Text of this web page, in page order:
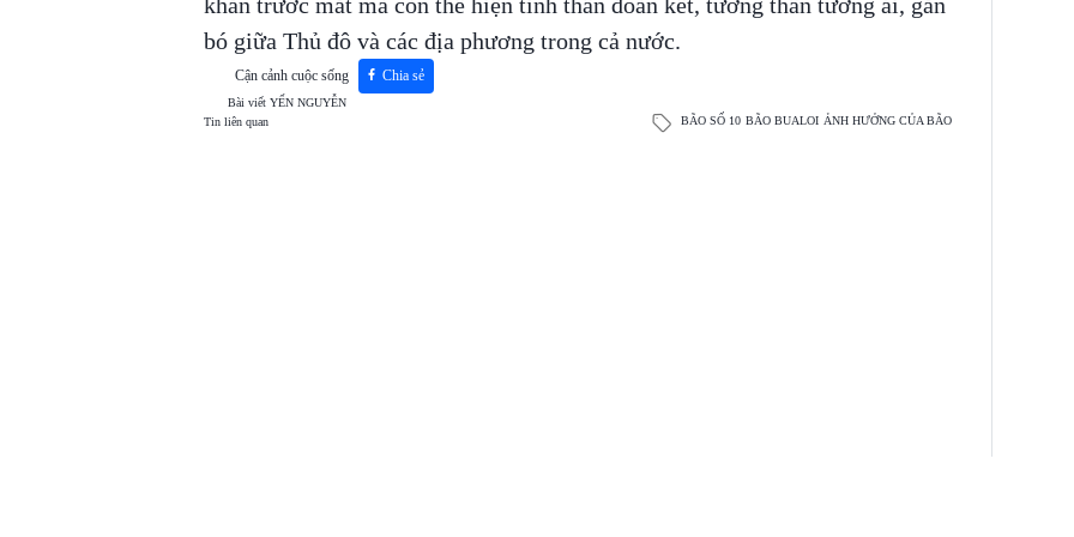
bó giữa Thủ đô và các địa phương trong cả nước.
Cận cảnh cuộc sống Chia sẻ
Bài viết YẾN NGUYỄN
Tin liên quan
BÃO SỐ 10 BÃO BUALOI ẢNH HƯỞNG CỦA BÃO